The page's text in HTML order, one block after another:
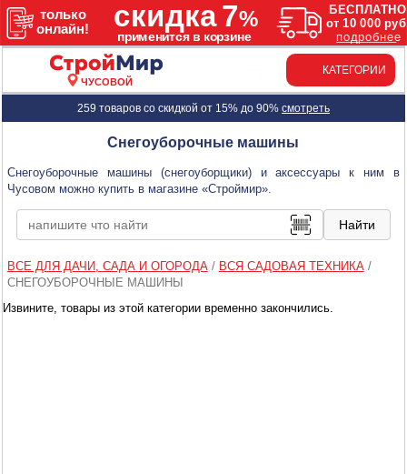
ЧУСОВОЙ
КАТЕГОРИИ
259 товаров со скидкой от 15% до 90% смотреть
Снегоуборочные машины
Снегоуборочные машины (снегоуборщики) и аксессуары к ним в
Чусовом можно купить в магазине «Строймир».
ВСЕ ДЛЯ ДАЧИ, САДА И ОГОРОДА/ ВСЯ САДОВАЯ ТЕХНИКА/
СНЕГОУБОРОЧНЫЕ МАШИНЫ
Извините, товары из этой категории временно закончились.